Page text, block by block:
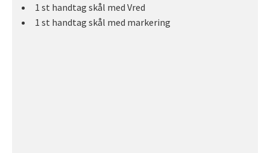
1 st handtag skål med Vred
1 st handtag skål med markering